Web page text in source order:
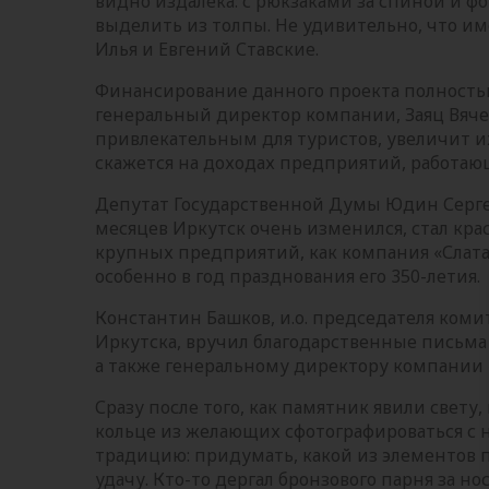
выделить из толпы. Не удивительно, что
Илья и Евгений Ставские.
Финансирование данного проекта
генеральный директор компании, Заяц
привлекательным для туристов, увеличит
скажется на доходах предприятий,
Депутат Государственной Думы Юдин
месяцев Иркутск очень изменился, стал
крупных предприятий, как компания
особенно в год празднования его 350-летия.
Константин Башков, и.о. председателя
Иркутска, вручил благодарственные
а также генеральному директору компании
Сразу после того, как памятник явили
кольце из желающих сфотографироваться
традицию: придумать, какой из элементов
удачу. Кто-то дергал бронзового парня за